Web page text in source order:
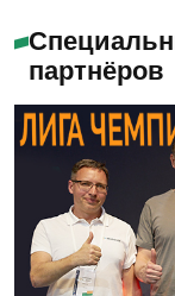
партнёров